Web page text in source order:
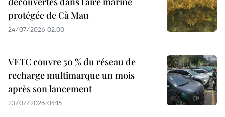
protégée de Cà Mau
24/07/2026 02:00
VETC couvre 50 % du réseau de
recharge multimarque un mois
après son lancement
23/07/2026 04:15